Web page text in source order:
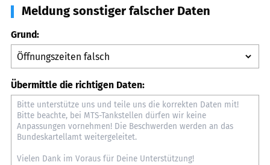
Meldung sonstiger falscher Daten
Grund:
Übermittle die richtigen Daten: